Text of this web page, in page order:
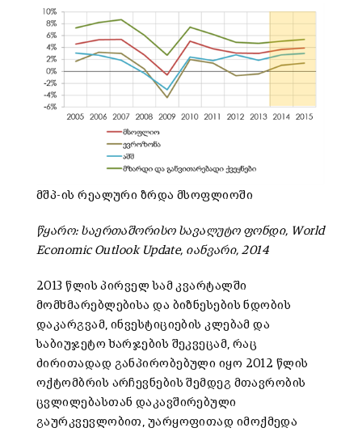
მშპ-ის რეალური ზრდა მსოფლიოში
წყარო: საერთაშორისო სავალუტო ფონდი, World
Economic Outlook Update, იანვარი, 2014
2013 წლის პირველ სამ კვარტალში
მომხმარებლებისა და ბიზნესების ნდობის
დაკარგვამ, ინვესტიციების კლებამ და
საბიუჯეტო ხარჯების შეკვეცამ, რაც
ძირითადად განპირობებული იყო 2012 წლის
ოქტომბრის არჩევნების შემდეგ მთავრობის
ცვლილებასთან დაკავშირებული
გაურკვევლობით, უარყოფითად იმოქმედა